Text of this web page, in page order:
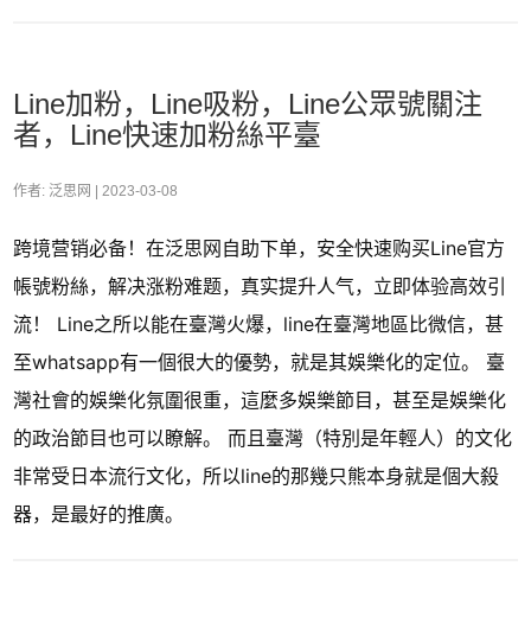
Line加粉，Line吸粉，Line公眾號關注
者，Line快速加粉絲平臺
作者: 泛思网 | 2023-03-08
跨境营销必备！在泛思网自助下单，安全快速购买Line官方
帳號粉絲，解决涨粉难题，真实提升人气，立即体验高效引
流！ Line之所以能在臺灣火爆，line在臺灣地區比微信，甚
至whatsapp有一個很大的優勢，就是其娛樂化的定位。 臺
灣社會的娛樂化氛圍很重，這麼多娛樂節目，甚至是娛樂化
的政治節目也可以瞭解。 而且臺灣（特別是年輕人）的文化
非常受日本流行文化，所以line的那幾只熊本身就是個大殺
器，是最好的推廣。